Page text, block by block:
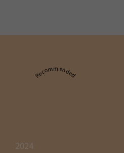
Recommended
2024